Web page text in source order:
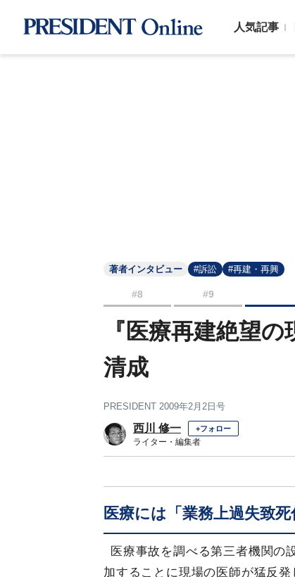
人気記事
著者インタビュー #訴訟 #再建・再興
#8 #9
『医療再建絶望
清成
PRESIDENT 2009年2月2日号
西川 修一 +フォロー
ライター・編集者
医療には「業務上過失致
医療事故を調べる第三者機関の
加することに現場の医師が猛反